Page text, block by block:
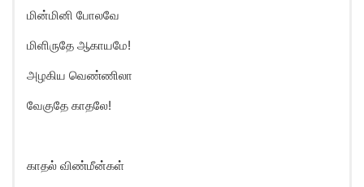
மின்மினி போலவே
மிளிருதே ஆகாயமே!
அழகிய வெண்ணிலா
வேகுதே காதலே!
காதல் விண்மீன்கள்